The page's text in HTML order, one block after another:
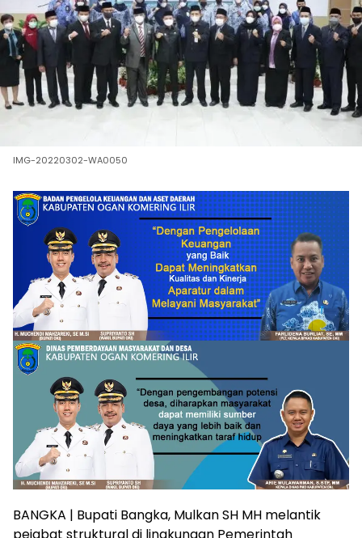
IMG-20220302-WA0050
BANGKA | Bupati Bangka, Mulkan SH MH melantik